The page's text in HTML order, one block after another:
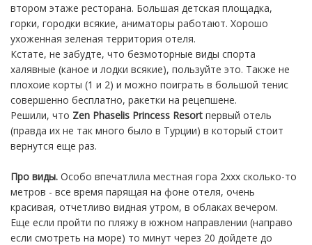
втором этаже ресторана. Большая детская площадка,
горки, городки всякие, аниматоры работают. Хорошо
ухоженная зеленая территория отеля.
Кстате, не забудте, что безмоторные виды спорта
халявные (каное и лодки всякие), пользуйте это. Также не
плохоие корты (1 и 2) и можно поиграть в большой тенис
совершенно бесплатно, ракетки на рецепшене.
Решили, что Zen Phaselis Princess Resort первый отель
(правда их не так много было в Турции) в который стоит
вернутся еще раз.
Про виды. Особо впечатлила местная гора 2ххх сколько-то
метров - все время парящая на фоне отеля, очень
красивая, отчетливо видная утром, в облаках вечером.
Еще если пройти по пляжу в южном направлении (направо
если смотреть на море) то минут через 20 дойдете до